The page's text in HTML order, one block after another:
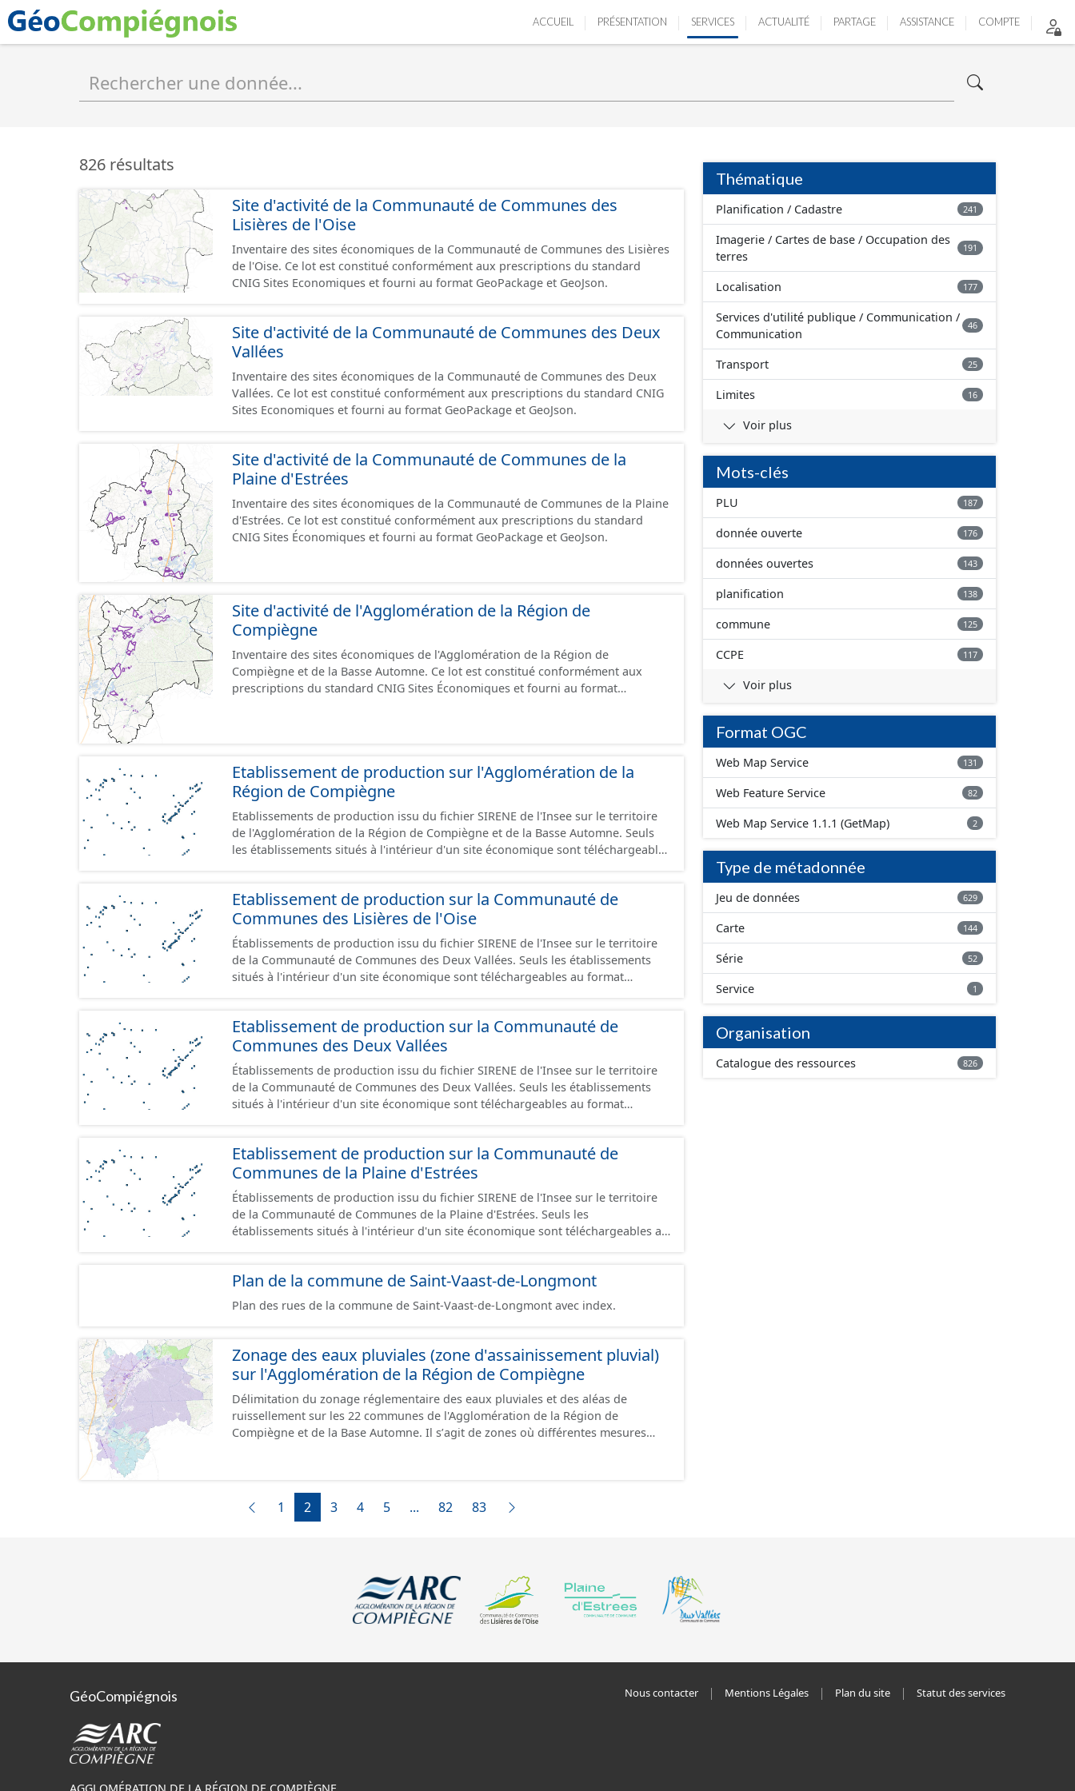
ACCUEIL PRÉSENTATION SERVICES ACTUALITÉ PARTAGE ASSISTANCE COMPTE
826 résultats
Site d'activité de la Communauté de Communes des
Lisières de l'Oise
Inventaire des sites économiques de la Communauté de Communes des Lisières
de l'Oise. Ce lot est constitué conformément aux prescriptions du standard
CNIG Sites Economiques et fourni au format GeoPackage et GeoJson.
Site d'activité de la Communauté de Communes des Deux
Vallées
Inventaire des sites économiques de la Communauté de Communes des Deux
Vallées. Ce lot est constitué conformément aux prescriptions du standard CNIG
Sites Economiques et fourni au format GeoPackage et GeoJson.
Site d'activité de la Communauté de Communes de la
Plaine d'Estrées
Inventaire des sites économiques de la Communauté de Communes de la Plaine
d'Estrées. Ce lot est constitué conformément aux prescriptions du standard
CNIG Sites Économiques et fourni au format GeoPackage et GeoJson.
Site d'activité de l'Agglomération de la Région de
Compiègne
Inventaire des sites économiques de l'Agglomération de la Région de
Compiègne et de la Basse Automne. Ce lot est constitué conformément aux
prescriptions du standard CNIG Sites Économiques et fourni au format
Etablissement de production sur l'Agglomération de la
Région de Compiègne
Etablissements de production issu du fichier SIRENE de l'Insee sur le territoire
de l'Agglomération de la Région de Compiègne et de la Basse Automne. Seuls
les établissements situés à l'intérieur d'un site économique sont téléchargeables
référence aux terrains à vocation économique à ce jour. Il est filtré au-delà des
prescriptions du CNIG se limitant aux SCI.
Etablissement de production sur la Communauté de
Communes des Lisières de l'Oise
Établissements de production issu du fichier SIRENE de l'Insee sur le territoire
de la Communauté de Communes des Deux Vallées. Seuls les établissements
situés à l'intérieur d'un site économique sont téléchargeables au format
terrains à vocation économique à ce jour. Il est filtré au-delà des prescriptions
du CNIG se limitant aux SCI.
Etablissement de production sur la Communauté de
Communes des Deux Vallées
Établissements de production issu du fichier SIRENE de l'Insee sur le territoire
de la Communauté de Communes des Deux Vallées. Seuls les établissements
situés à l'intérieur d'un site économique sont téléchargeables au format
terrains à vocation économique à ce jour. Il est filtré au-delà des prescriptions
du CNIG se limitant aux SCI.
Etablissement de production sur la Communauté de
Communes de la Plaine d'Estrées
Établissements de production issu du fichier SIRENE de l'Insee sur le territoire
de la Communauté de Communes de la Plaine d'Estrées. Seuls les
établissements situés à l'intérieur d'un site économique sont téléchargeables au
terrains à vocation économique à ce jour. Il est filtré au-delà des prescriptions
du CNIG se limitant aux SCI.
Plan de la commune de Saint-Vaast-de-Longmont
Plan des rues de la commune de Saint-Vaast-de-Longmont avec index.
Zonage des eaux pluviales (zone d'assainissement pluvial)
sur l'Agglomération de la Région de Compiègne
Délimitation du zonage réglementaire des eaux pluviales et des aléas de
ruissellement sur les 22 communes de l'Agglomération de la Région de
Compiègne et de la Base Automne. Il sʼagit de zones où différentes mesures
1 2 3 4 5 ... 82 83
Thématique
Planification / Cadastre 241
Imagerie / Cartes de base / Occupation des
terres
191
Localisation 177
Services d'utilité publique / Communication /
Communication
46
Transport 25
Limites 16
Voir plus
Mots-clés
PLU 187
donnée ouverte 176
données ouvertes 143
planification 138
commune 125
CCPE 117
Voir plus
Format OGC
Web Map Service 131
Web Feature Service 82
Web Map Service 1.1.1 (GetMap) 2
Type de métadonnée
Jeu de données 629
Carte 144
Série 52
Service 1
Organisation
Catalogue des ressources 826
GéoCompiégnois
AGGLOMÉRATION DE LA RÉGION DE COMPIÈGNE
Nous contacter Mentions Légales Plan du site Statut des services